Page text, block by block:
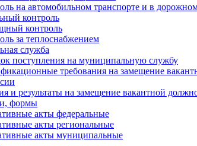
на автомобильном транспорте и в дорожном
контроль
контроль
за теплоснабжением
служба
поступления на муниципальную службу
требования на замещение
и результаты на замещение вакантной
формы
акты федеральные
акты региональные
акты муниципальные